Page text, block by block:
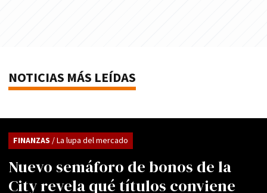
NOTICIAS MÁS LEÍDAS
Nuevo semáforo de bonos de la
City revela qué títulos conviene
FINANZAS / La lupa del mercado